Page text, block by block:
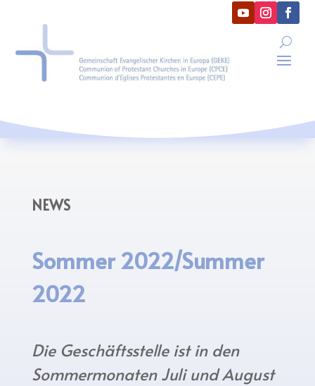
NEWS
Sommer 2022/Summer
2022
Die Geschäftsstelle ist in den
Sommermonaten Juli und August